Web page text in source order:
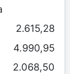
2.615,28
4.990,95
2.068,50